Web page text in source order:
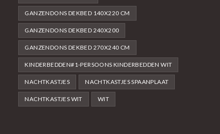
GANZENDONS DEKBED 140X220 CM
GANZENDONS DEKBED 240X200
GANZENDONS DEKBED 270X240 CM
KINDERBEDDEN#1-PERSOONS KINDERBEDDEN WIT
NACHTKASTJES NACHTKASTJES SPAANPLAAT
NACHTKASTJES WIT WIT